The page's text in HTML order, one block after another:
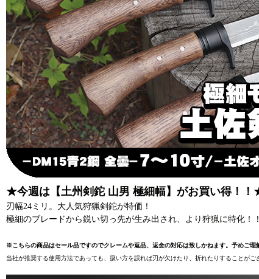
★今週は【土州剣鉈 山男 極細幅】がお買い得！
刃幅24ミリ。大人気狩猟剣鉈が特価！
極細のブレードから鋭い切っ先が生み出され、より狩猟に特化！！
※こちらの商品はセール品ですのでクレームや返品、返金の対応は致しかねます。予めご理
当社が推奨する使用方法であっても、扱い方を誤れば刃が欠けたり、折れたりすることが